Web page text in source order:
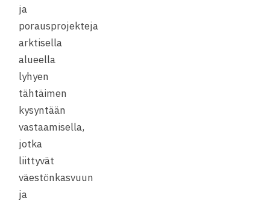
ja
porausprojekteja
arktisella
alueella
lyhyen
tähtäimen
kysyntään
vastaamisella,
jotka
liittyvät
väestönkasvuun
ja